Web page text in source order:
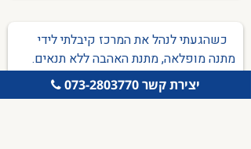
כשהגעתי לנהל את המרכז קיבלתי לידי
מתנה מופלאה, מתנת האהבה ללא תנאים.
יחד עם צוות מדריכים ומטפלים מופלא אנו
זוכים ליצור עימם קסם יום-יומי.
יצירת קשר 073-2803770